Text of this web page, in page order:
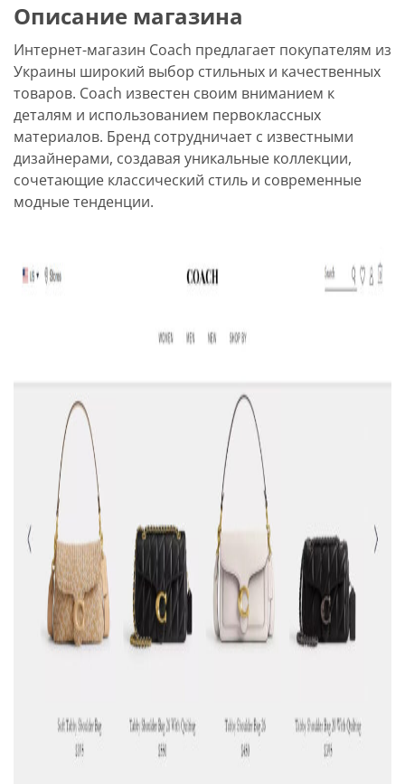
Описание магазина
Интернет-магазин Coach предлагает покупателям из
Украины широкий выбор стильных и качественных
товаров. Coach известен своим вниманием к
деталям и использованием первоклассных
материалов. Бренд сотрудничает с известными
дизайнерами, создавая уникальные коллекции,
сочетающие классический стиль и современные
модные тенденции.